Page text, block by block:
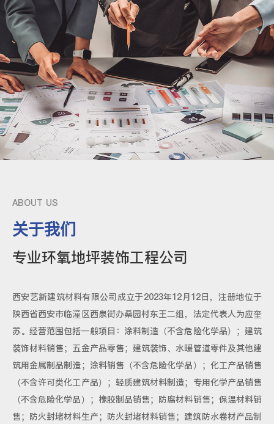
ABOUT US
关于我们
专业环氧地坪装饰工程公司
西安艺新建筑材料有限公司成立于2023年12月12日，注册地位于
陕西省西安市临潼区西泉街办桑园村东王二组，法定代表人为应奎
苏。经营范围包括一般项目：涂料制造（不含危险化学品）；建筑
装饰材料销售；五金产品零售；建筑装饰、水暖管道零件及其他建
筑用金属制品制造；涂料销售（不含危险化学品）；化工产品销售
（不含许可类化工产品）；轻质建筑材料制造；专用化学产品销售
（不含危险化学品）；橡胶制品销售；防腐材料销售；保温材料销
售；防火封堵材料生产；防火封堵材料销售；建筑防水卷材产品制